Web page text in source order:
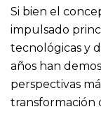
Si bien el
impulsado
tecnológicas y
años han
perspectivas
transformación